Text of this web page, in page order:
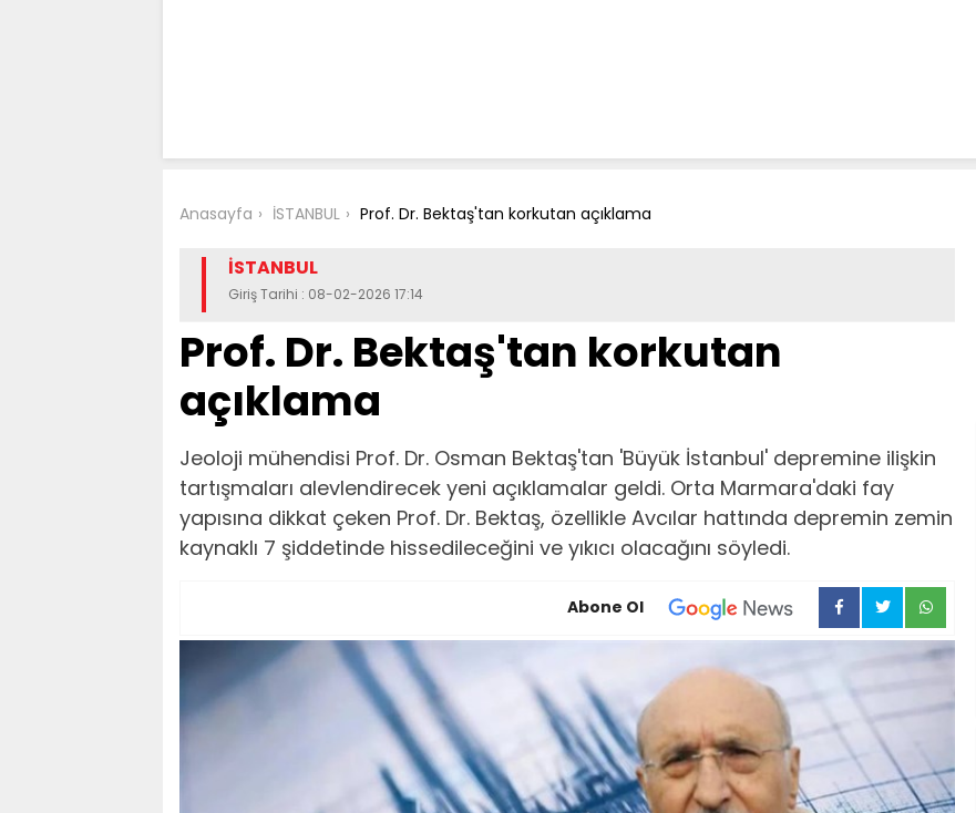
Anasayfa İSTANBUL Prof. Dr. Bektaş'tan korkutan açıklama
İSTANBUL
Giriş Tarihi : 08-02-2026 17:14
Prof. Dr. Bektaş'tan korkutan
açıklama
Jeoloji mühendisi Prof. Dr. Osman Bektaş'tan 'Büyük İstanbul' depremine ilişkin
tartışmaları alevlendirecek yeni açıklamalar geldi. Orta Marmara'daki fay
yapısına dikkat çeken Prof. Dr. Bektaş, özellikle Avcılar hattında depremin zemin
kaynaklı 7 şiddetinde hissedileceğini ve yıkıcı olacağını söyledi.
Abone Ol